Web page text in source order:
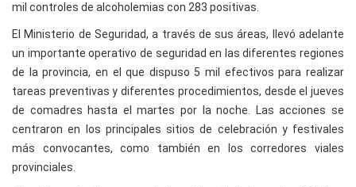
mil controles de alcoholemias con 283 positivas.
El Ministerio de Seguridad, a través de sus áreas, llevó adelante
un importante operativo de seguridad en las diferentes regiones
de la provincia, en el que dispuso 5 mil efectivos para realizar
tareas preventivas y diferentes procedimientos, desde el jueves
de comadres hasta el martes por la noche. Las acciones se
centraron en los principales sitios de celebración y festivales
más convocantes, como también en los corredores viales
provinciales.